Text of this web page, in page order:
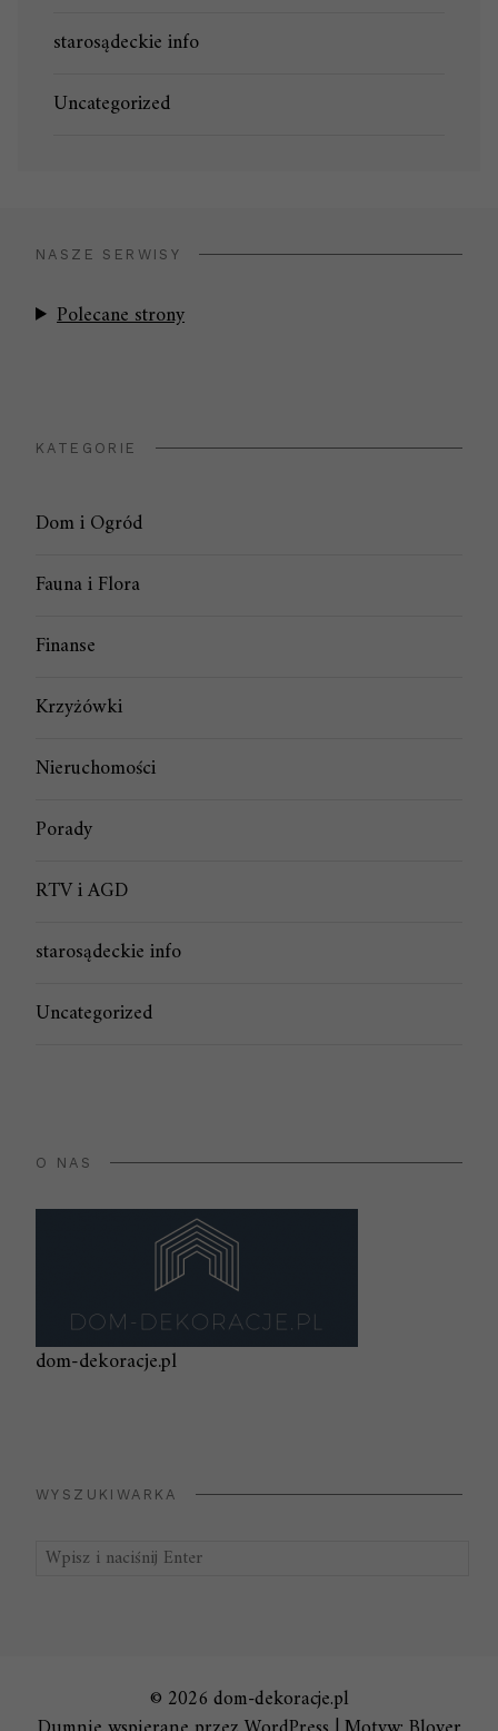
starosądeckie info
Uncategorized
NASZE SERWISY
Polecane strony
KATEGORIE
Dom i Ogród
Fauna i Flora
Finanse
Krzyżówki
Nieruchomości
Porady
RTV i AGD
starosądeckie info
Uncategorized
O NAS
dom-dekoracje.pl
WYSZUKIWARKA
Szukaj:
© 2026 dom-dekoracje.pl